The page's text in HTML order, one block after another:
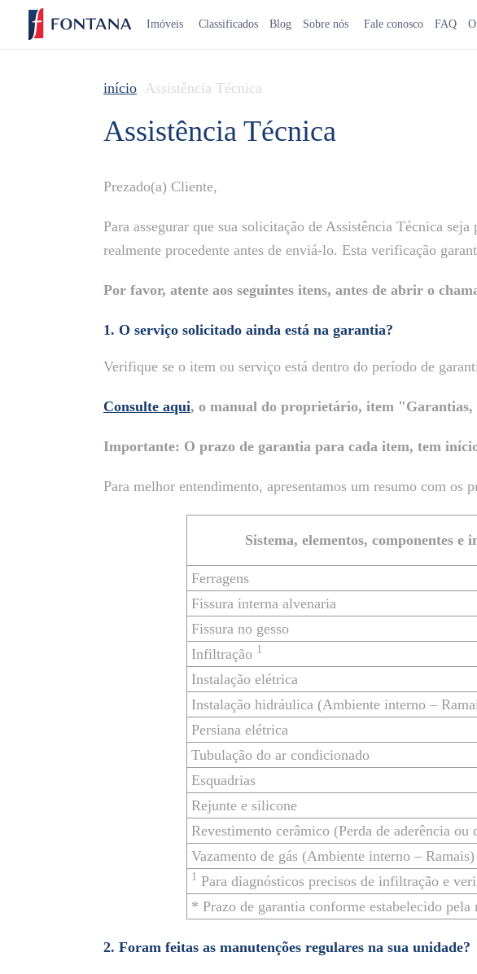
Imóveis Classificados Blog Sobre nós Fale conosco FAQ
início Assistência Técnica
Assistência Técnica
Prezado(a) Cliente,
Para assegurar que sua solicitação de Assistência Técnica
realmente procedente antes de enviá-lo. Esta verificação
Por favor, atente aos seguintes itens, antes de abrir o
1. O serviço solicitado ainda está na garantia?
Verifique se o item ou serviço está dentro do período de
Consulte aqui, o manual do proprietário, item
Importante: O prazo de garantia para cada item, tem
Para melhor entendimento, apresentamos um resumo com os
Sistema, elementos, componentes e
Ferragens
Fissura interna alvenaria
Fissura no gesso
Infiltração 1
Instalação elétrica
Instalação hidráulica (Ambiente interno –
Persiana elétrica
Tubulação do ar condicionado
Esquadrias
Rejunte e silicone
Revestimento cerâmico (Perda de aderência ou
Vazamento de gás (Ambiente interno – Ramais)
1 Para diagnósticos precisos de infiltração e
* Prazo de garantia conforme estabelecido
2. Foram feitas as manutenções regulares na sua unidade?